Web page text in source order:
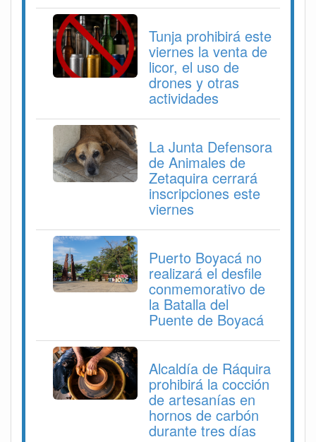
Tunja prohibirá este
viernes la venta de
licor, el uso de
drones y otras
actividades
La Junta Defensora
de Animales de
Zetaquira cerrará
inscripciones este
viernes
Puerto Boyacá no
realizará el desfile
conmemorativo de
la Batalla del
Puente de Boyacá
Alcaldía de Ráquira
prohibirá la cocción
de artesanías en
hornos de carbón
durante tres días